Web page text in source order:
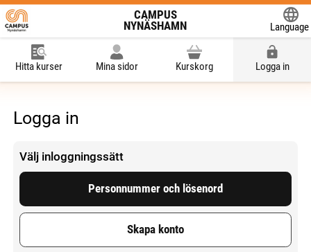
CAMPUS
NYNÄSHAMN
Language
Hitta kurser Mina sidor Kurskorg Logga in
Logga in
Välj inloggningssätt
Personnummer och lösenord
Skapa konto